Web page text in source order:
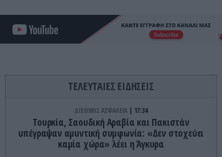
ΤΕΛΕΥΤΑΙΕΣ ΕΙΔΗΣΕΙΣ
ΔΙΕΘΝΗΣ ΑΣΦΑΛΕΙΑ 17:34
Τουρκία, Σαουδική Αραβία και Πακιστάν
υπέγραψαν αμυντική συμφωνία: «Δεν στοχεύει
καμία χώρα» λέει η Άγκυρα